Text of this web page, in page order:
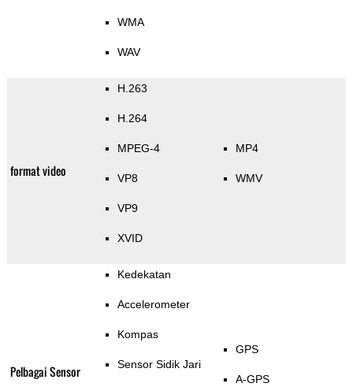
WMA
WAV
format video
H.263
H.264
MPEG-4
VP8
VP9
XVID
MP4
WMV
Pelbagai Sensor
Kedekatan
Accelerometer
Kompas
Sensor Sidik Jari
GPS
A-GPS